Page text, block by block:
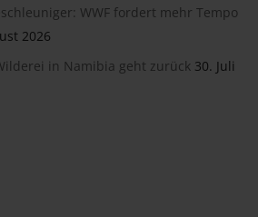
WWF fordert mehr Tempo
2026
in Namibia geht zurück 30. Juli